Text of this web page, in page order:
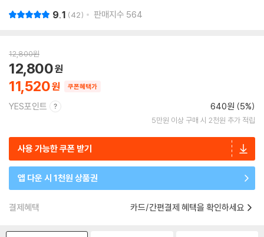
9.1 42 판매지수 564
12,800원
11,520
12,800
쿠폰혜택가
YES포인트 640원 (5%)
5만원 이상 구매 시 2천원 추가 적립
사용 가능한 쿠폰 받기
앱 다운 시 1천원 상품권
결제혜택 카드/간편결제 혜택을 확인하세요